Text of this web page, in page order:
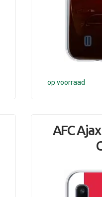
op voorraad
AFC